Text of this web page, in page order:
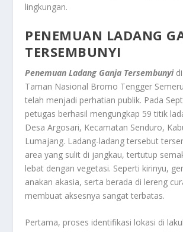
lingkungan.
PENEMUAN LADANG
TERSEMBUNYI
Penemuan Ladang Ganja Tersembunyidi
Taman Nasional Bromo Tengger
telah menjadi perhatian publik. Pada
petugas berhasil mengungkap 59 titik
Desa Argosari, Kecamatan Senduro,
Lumajang. Ladang-ladang tersebut
area yang sulit di jangkau, tertutup
lebat dengan vegetasi. Seperti kirinyu,
anakan akasia, serta berada di lereng
membuat aksesnya sangat terbatas.
Pertama, proses identifikasi lokasi di